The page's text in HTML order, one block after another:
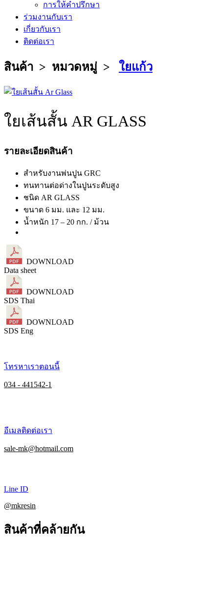
การให้คำปรึกษา
ร่วมงานกับเรา
เกี่ยวกับเรา
ติดต่อเรา
สินค้า > หมวดหมู่ > ใยแก้ว
ใยเส้นสั้น AR GLASS
รายละเอียดสินค้า
สำหรับงานพ่นปูน GRC
ทนทานต่อด่างในปูนระดับสูง
ชนิด AR GLASS
ขนาด 6 มม. และ 12 มม.
น้ำหนัก 17 – 20 กก. / ม้วน
DOWNLOAD
Data sheet
DOWNLOAD
SDS Thai
DOWNLOAD
SDS Eng
โทรหาเราตอนนี้
034 - 441542-1
อีเมลติดต่อเรา
sale-mk@hotmail.com
Line ID
@mkresin
สินค้าที่คล้ายกัน